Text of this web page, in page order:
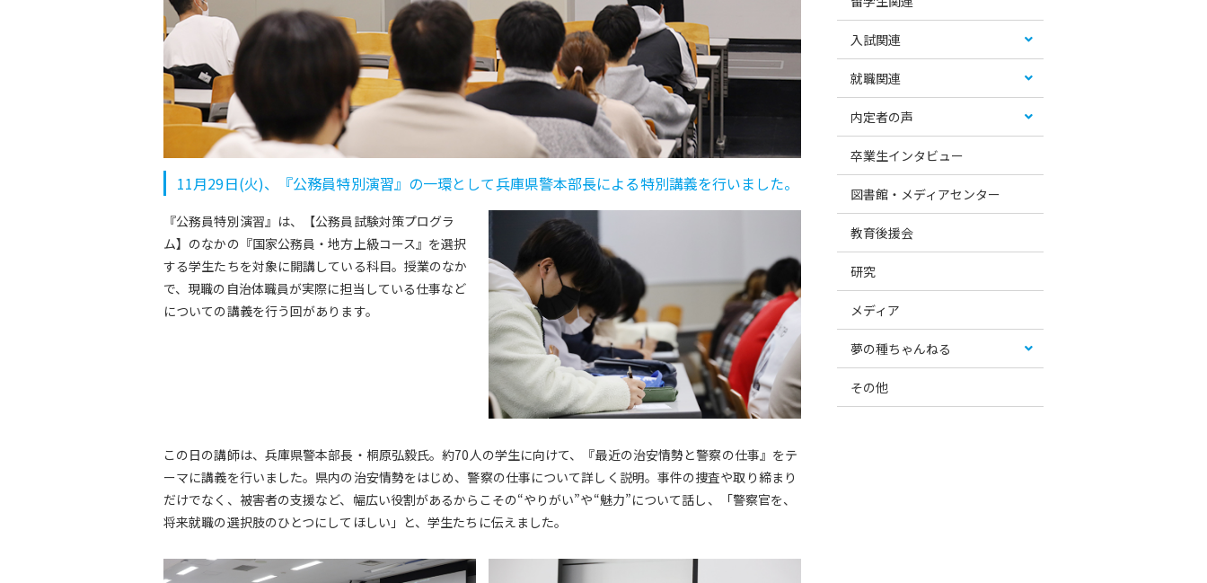
11月29日(火)、『公務員特別演習』の一環として兵庫県警本部長による特別講義を行いました。
『公務員特別演習』は、【公務員試験対策プログラ
ム】のなかの『国家公務員・地方上級コース』を選択
する学生たちを対象に開講している科目。授業のなか
で、現職の自治体職員が実際に担当している仕事など
についての講義を行う回があります。
この日の講師は、兵庫県警本部長・桐原弘毅氏。約70人の学生に向けて、『最近の治安情勢と警察の仕事』をテ
ーマに講義を行いました。県内の治安情勢をはじめ、警察の仕事について詳しく説明。事件の捜査や取り締まり
だけでなく、被害者の支援など、幅広い役割があるからこその“やりがい”や“魅力”について話し、「警察官を、
将来就職の選択肢のひとつにしてほしい」と、学生たちに伝えました。
入試関連
就職関連
内定者の声
卒業生インタビュー
図書館・メディアセンター
教育後援会
研究
メディア
夢の種ちゃんねる
その他